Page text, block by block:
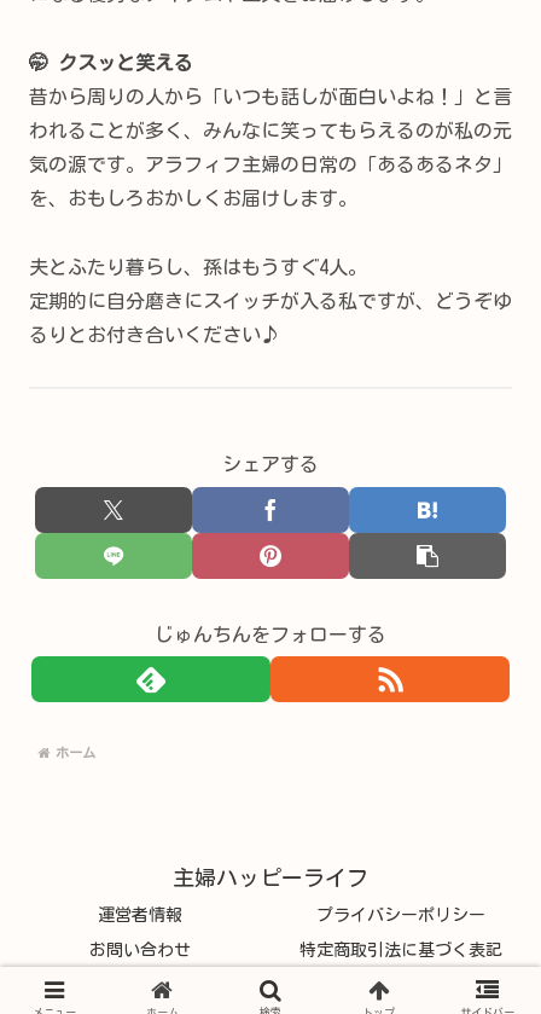
🤭 クスッと笑える
昔から周りの人から「いつも話しが面白いよね！」と言
われることが多く、みんなに笑ってもらえるのが私の元
気の源です。アラフィフ主婦の日常の「あるあるネタ」
を、おもしろおかしくお届けします。
夫とふたり暮らし、孫はもうすぐ4人。
定期的に自分磨きにスイッチが入る私ですが、どうぞゆ
るりとお付き合いください♪
シェアする
じゅんちんをフォローする
ホーム
主婦ハッピーライフ
運営者情報 プライバシーポリシー
お問い合わせ 特定商取引法に基づく表記
© 2026 主婦ハッピーライフ.